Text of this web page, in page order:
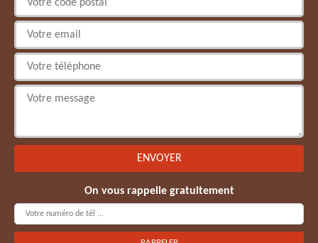
On vous rappelle gratuitement